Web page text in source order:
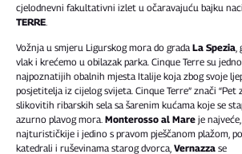
cjelodnevni fakultativni izlet u očaravajuću bajku
TERRE
Vožnja u smjeru Ligurskog mora do grada La Spezia,
vlak i krećemo u obilazak parka. Cinque Terre su
najpoznatijih obalnih mjesta Italije koja zbog svoje
posjetitelja iz cijelog svijeta. Cinque Terre” znači “Pet
slikovitih ribarskih sela sa šarenim kućama koje se
azurno plavog mora. Monterosso al Mare je najveće,
najturističkije i jedino s pravom pješčanom plažom,
katedrali i ruševinama starog dvorca, Vernazza se